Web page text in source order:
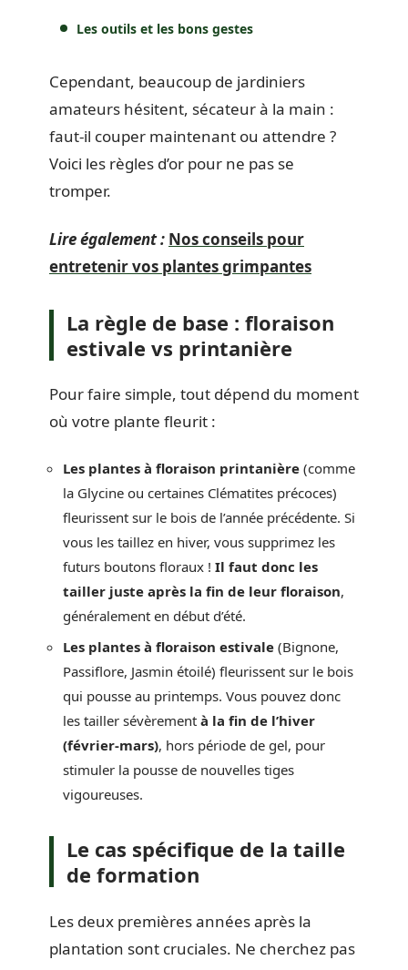
Les outils et les bons gestes
Cependant, beaucoup de jardiniers
amateurs hésitent, sécateur à la main :
faut-il couper maintenant ou attendre ?
Voici les règles d’or pour ne pas se
tromper.
Lire également : Nos conseils pour
entretenir vos plantes grimpantes
La règle de base : floraison
estivale vs printanière
Pour faire simple, tout dépend du moment
où votre plante fleurit :
Les plantes à floraison printanière (comme
la Glycine ou certaines Clématites précoces)
fleurissent sur le bois de l’année précédente. Si
vous les taillez en hiver, vous supprimez les
futurs boutons floraux ! Il faut donc les
tailler juste après la fin de leur floraison,
généralement en début d’été.
Les plantes à floraison estivale (Bignone,
Passiflore, Jasmin étoilé) fleurissent sur le bois
qui pousse au printemps. Vous pouvez donc
les tailler sévèrement à la fin de l’hiver
(février-mars), hors période de gel, pour
stimuler la pousse de nouvelles tiges
vigoureuses.
Le cas spécifique de la taille
de formation
Les deux premières années après la
plantation sont cruciales. Ne cherchez pas